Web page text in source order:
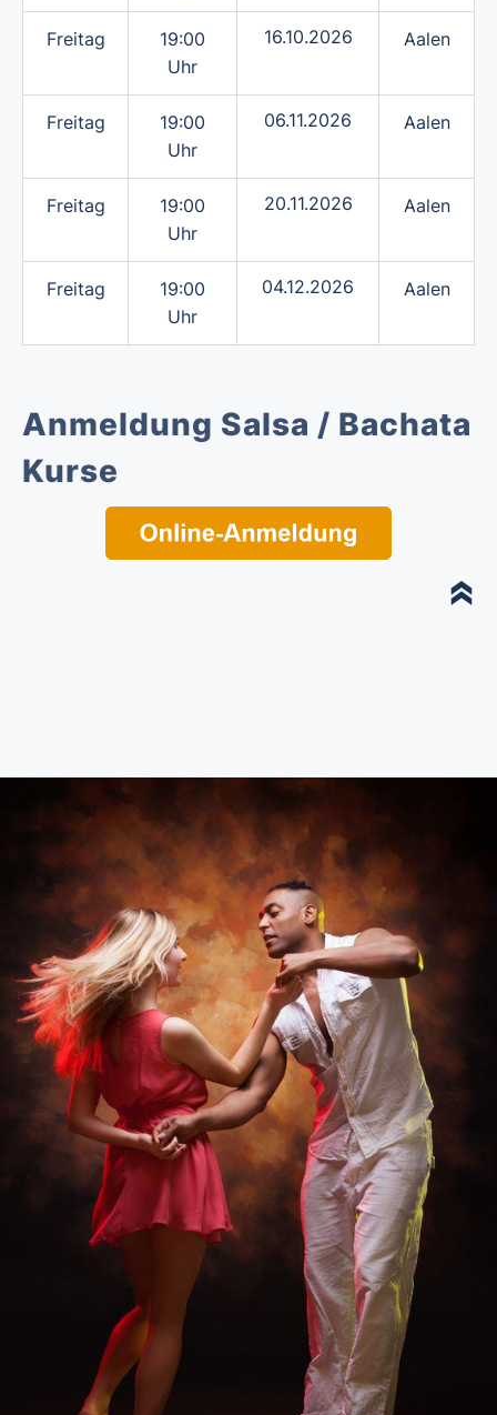
Freitag
19:00
Uhr
16.10.2026 Aalen
Freitag
19:00
Uhr
06.11.2026 Aalen
Freitag
19:00
Uhr
20.11.2026 Aalen
Freitag
19:00
Uhr
04.12.2026 Aalen
Anmeldung Salsa / Bachata
Kurse